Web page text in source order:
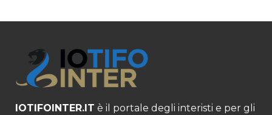
IOTIFOINTER.IT è il portale degli interisti e per gli